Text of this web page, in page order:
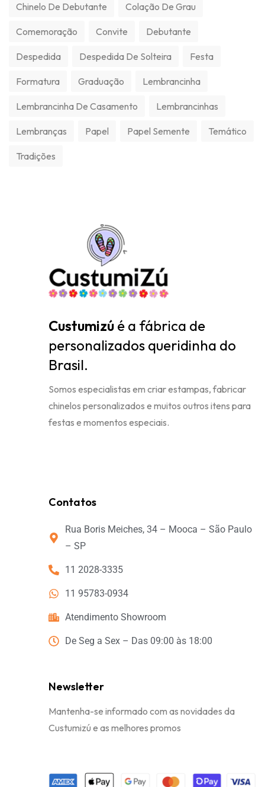
Chinelo De Debutante Colação De Grau
Comemoração Convite Debutante
Despedida Despedida De Solteira Festa
Formatura Graduação Lembrancinha
Lembrancinha De Casamento Lembrancinhas
Lembranças Papel Papel Semente Temático
Tradições
Custumizú é a fábrica de
personalizados queridinha do
Brasil.
Somos especialistas em criar estampas, fabricar
chinelos personalizados e muitos outros itens para
festas e momentos especiais.
Contatos
Rua Boris Meiches, 34 – Mooca – São Paulo
– SP
11 2028-3335
11 95783-0934
Atendimento Showroom
De Seg a Sex – Das 09:00 às 18:00
Newsletter
Mantenha-se informado com as novidades da
Custumizú e as melhores promos